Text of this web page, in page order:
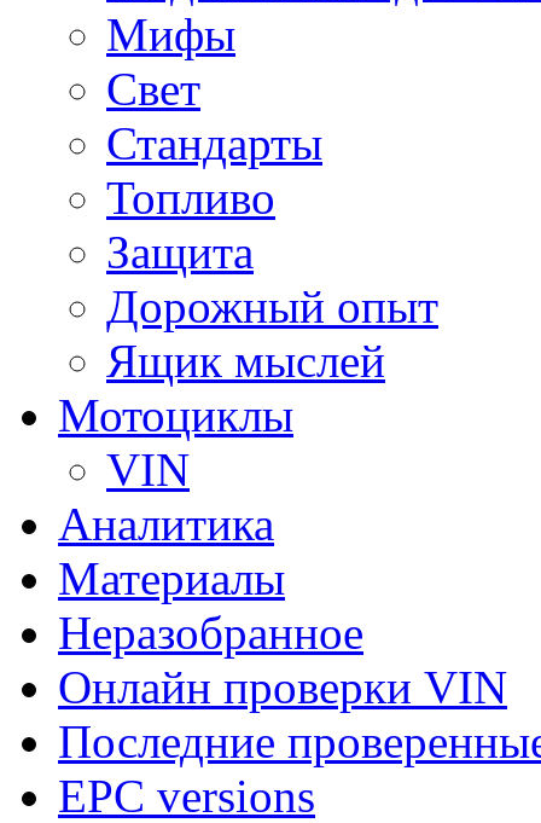
Мифы
Свет
Стандарты
Топливо
Защита
Дорожный опыт
Ящик мыслей
Мотоциклы
VIN
Аналитика
Материалы
Неразобранное
Онлайн проверки VIN
Последние
EPC versions